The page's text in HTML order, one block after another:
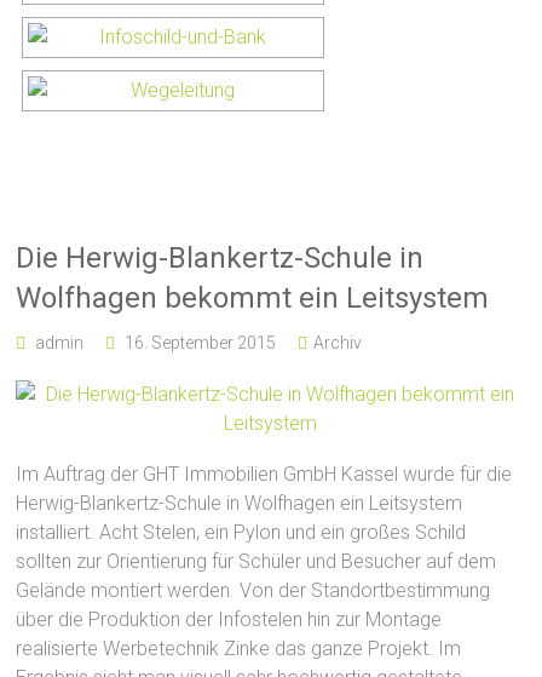
Die Herwig-Blankertz-Schule in
Wolfhagen bekommt ein Leitsystem
admin 16. September 2015 Archiv
Im Auftrag der GHT Immobilien GmbH Kassel wurde für die
Herwig-Blankertz-Schule in Wolfhagen ein Leitsystem
installiert. Acht Stelen, ein Pylon und ein großes Schild
sollten zur Orientierung für Schüler und Besucher auf dem
Gelände montiert werden. Von der Standortbestimmung
über die Produktion der Infostelen hin zur Montage
realisierte Werbetechnik Zinke das ganze Projekt. Im